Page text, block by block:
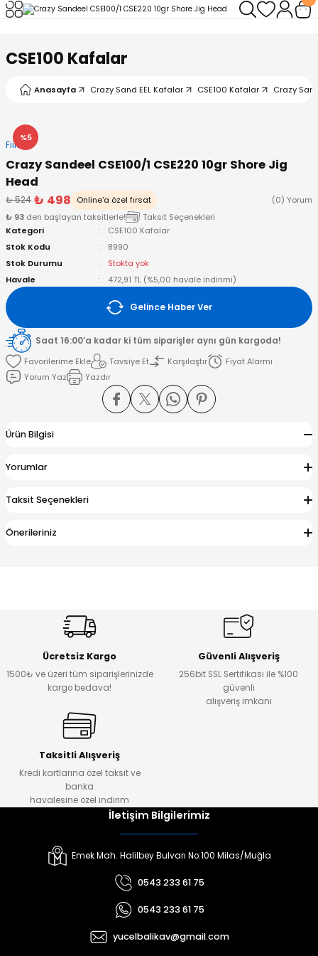
CSE100 Kafalar
Anasayfa Crazy Sand EEL Kafalar CSE100 Kafalar Crazy
%5
Fiiish
Crazy Sandeel CSE100/1 CSE220 10gr Shore Jig
Head
₺ 524 ₺ 498 Online'a özel fırsat
(0) Yorum
₺ 93 den başlayan taksitlerle!
Taksit Seçenekleri
Kategori
CSE100 Kafalar
Stok Kodu
8990
Stok Durumu
Stokta yok
Havale
472,91 TL (%5,00 havale indirimi)
Gelince Haber Ver
Saat 16:00’a kadar ki tüm siparişler aynı gün kargoda!
Tavsiye Et
Karşılaştır
Fiyat Alarmı
Yorum Yaz
Yazdır
Ürün Bilgisi
Yorumlar
Taksit Seçenekleri
Önerileriniz
Ücretsiz Kargo
1500₺ ve üzeri tüm siparişlerinizde
kargo bedava!
Güvenli Alışveriş
256bit SSL Sertifikası ile %100
güvenli
alışveriş imkanı
Taksitli Alışveriş
Kredi kartlarına özel taksit ve
banka
havalesine özel indirim
İletişim Bilgilerimiz
Emek Mah. Halilbey Bulvarı No:100 Milas/Muğla
0543 233 61 75
0543 233 61 75
yucelbalikav@gmail.com
Geri Dön
Makineleri
Geri Dön
Kamışlar
Geri Dön
Misinalar
Misinalar
Geri Dön
- Klips
Halka
Geri Dön
Geri Dön
& El Feneri